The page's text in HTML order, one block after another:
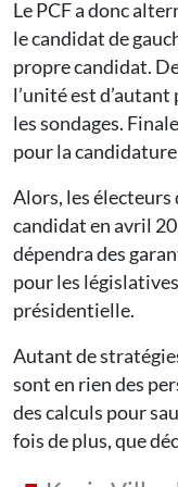
Le PCF a donc
le candidat de
propre candidat.
l’unité est
les sondages.
pour la
Alors, les
candidat en avril
dépendra des
pour les
présidentielle.
Autant de
sont en rien des
des calculs pour
fois de plus, que